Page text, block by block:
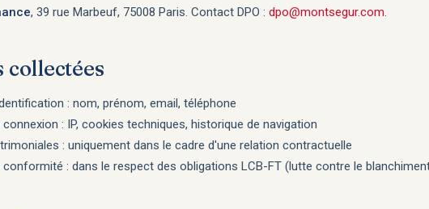
, 39 rue Marbeuf, 75008 Paris. Contact DPO : dpo@montsegur.com.
collectées
: nom, prénom, email, téléphone
: IP, cookies techniques, historique de navigation
: uniquement dans le cadre d'une relation contractuelle
conformité : dans le respect des obligations LCB-FT (lutte contre le